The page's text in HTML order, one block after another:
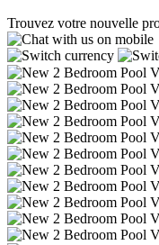
Trouvez votre nouvelle